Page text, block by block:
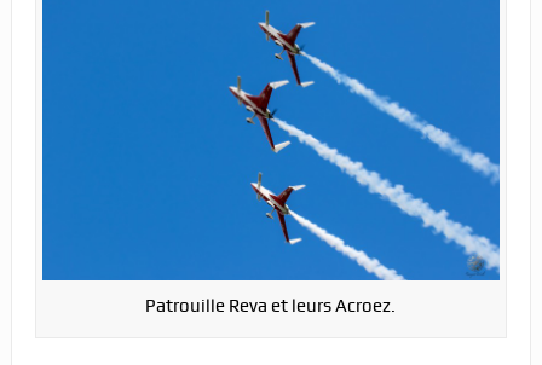
Patrouille Reva et leurs Acroez.